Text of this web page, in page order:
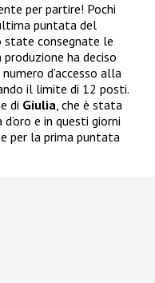
per partire! Pochi
puntata del
state consegnate le
ha deciso
d’accesso alla
il limite di 12 posti.
di Giulia, che è stata
e in questi giorni
per la prima puntata